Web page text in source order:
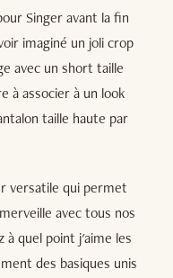
Singer avant la fin
imaginé un joli crop
avec un short taille
à associer à un look
taille haute par
versatile qui permet
avec tous nos
à quel point j'aime les
des basiques unis